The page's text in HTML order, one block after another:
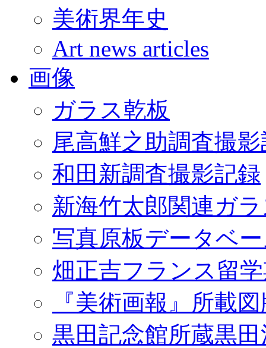
美術界年史
Art news articles
画像
ガラス乾板
尾高鮮之助調査撮
和田新調査撮影記録
新海竹太郎関連ガ
写真原板データベ
畑正吉フランス留
『美術画報』所載
黒田記念館所蔵黒